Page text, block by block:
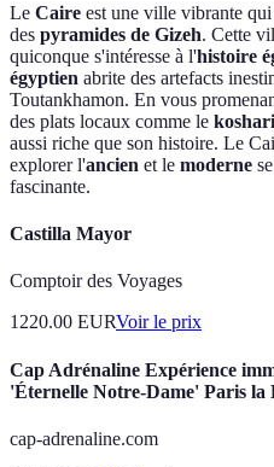
Le Caire est une ville vibrante
des pyramides de Gizeh. Cette
quiconque s'intéresse à l'histoire
égyptien abrite des artefacts
Toutankhamon. En vous
des plats locaux comme le koshari
aussi riche que son histoire. Le
explorer l'ancien et le moderne
fascinante.
Castilla Mayor
Comptoir des Voyages
1220.00 EURVoir le prix
Cap Adrénaline Expérience
'Éternelle Notre-Dame' Paris la
cap-adrenaline.com